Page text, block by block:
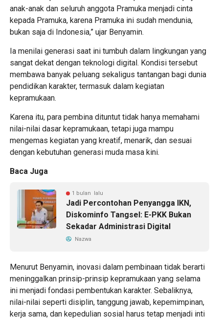
anak-anak dan seluruh anggota Pramuka menjadi cinta
kepada Pramuka, karena Pramuka ini sudah mendunia,
bukan saja di Indonesia,” ujar Benyamin.
Ia menilai generasi saat ini tumbuh dalam lingkungan yang
sangat dekat dengan teknologi digital. Kondisi tersebut
membawa banyak peluang sekaligus tantangan bagi dunia
pendidikan karakter, termasuk dalam kegiatan
kepramukaan.
Karena itu, para pembina dituntut tidak hanya memahami
nilai-nilai dasar kepramukaan, tetapi juga mampu
mengemas kegiatan yang kreatif, menarik, dan sesuai
dengan kebutuhan generasi muda masa kini.
Baca Juga
1 bulan lalu
Jadi Percontohan Penyangga IKN,
Diskominfo Tangsel: E-PKK Bukan
Sekadar Administrasi Digital
Nazwa
Menurut Benyamin, inovasi dalam pembinaan tidak berarti
meninggalkan prinsip-prinsip kepramukaan yang selama
ini menjadi fondasi pembentukan karakter. Sebaliknya,
nilai-nilai seperti disiplin, tanggung jawab, kepemimpinan,
kerja sama, dan kepedulian sosial harus tetap menjadi inti